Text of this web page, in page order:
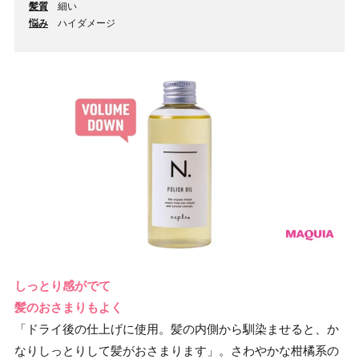
髪質 細い
悩み ハイダメージ
しっとり感がでて
髪のおさまりもよく
「ドライ後の仕上げに使用。髪の内側から馴染ませると、か
なりしっとりして髪がおさまります」。さわやかな柑橘系の